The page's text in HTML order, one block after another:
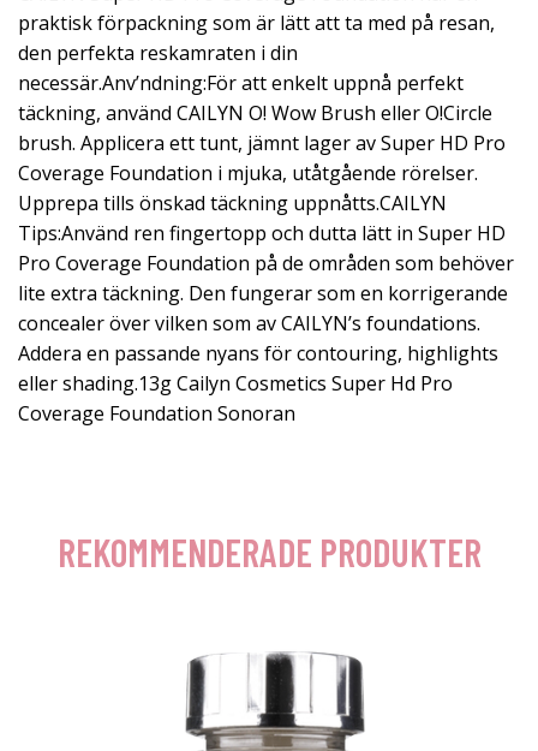
praktisk förpackning som är lätt att ta med på resan,
den perfekta reskamraten i din
necessär.Anv’ndning:För att enkelt uppnå perfekt
täckning, använd CAILYN O! Wow Brush eller O!Circle
brush. Applicera ett tunt, jämnt lager av Super HD Pro
Coverage Foundation i mjuka, utåtgående rörelser.
Upprepa tills önskad täckning uppnåtts.CAILYN
Tips:Använd ren fingertopp och dutta lätt in Super HD
Pro Coverage Foundation på de områden som behöver
lite extra täckning. Den fungerar som en korrigerande
concealer över vilken som av CAILYN’s foundations.
Addera en passande nyans för contouring, highlights
eller shading.13g Cailyn Cosmetics Super Hd Pro
Coverage Foundation Sonoran
REKOMMENDERADE PRODUKTER